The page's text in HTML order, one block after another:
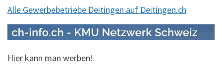
Alle Gewerbebetriebe Deitingen auf Deitingen.ch
Hier kann man werben!